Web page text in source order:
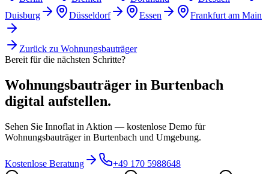
Duisburg
Düsseldorf Essen Frankfurt am Main
Zurück zu Wohnungsbauträger
Bereit für die nächsten Schritte?
Wohnungsbauträger in Burtenbach
digital aufstellen.
Sehen Sie Innoflat in Aktion — kostenlose Demo für
Wohnungsbauträger in Burtenbach und Umgebung.
Kostenlose Beratung
+49 170 5988648